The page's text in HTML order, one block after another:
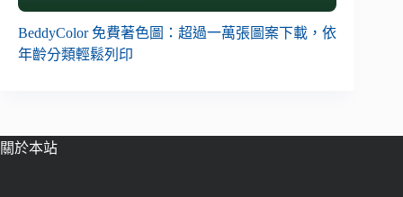
BeddyColor 免費著色圖：超過一萬張圖案下載，依
年齡分類輕鬆列印
關於本站